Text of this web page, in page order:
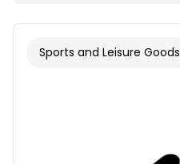
Sports and Leisure Goods